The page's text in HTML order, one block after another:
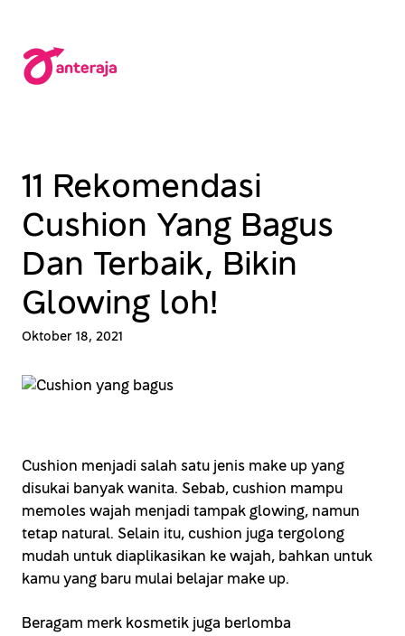
konten
11 Rekomendasi
Cushion Yang Bagus
Dan Terbaik, Bikin
Glowing loh!
Oktober 18, 2021
Cushion menjadi salah satu jenis make up yang
disukai banyak wanita. Sebab, cushion mampu
memoles wajah menjadi tampak glowing, namun
tetap natural. Selain itu, cushion juga tergolong
mudah untuk diaplikasikan ke wajah, bahkan untuk
kamu yang baru mulai belajar make up.
Beragam merk kosmetik juga berlomba